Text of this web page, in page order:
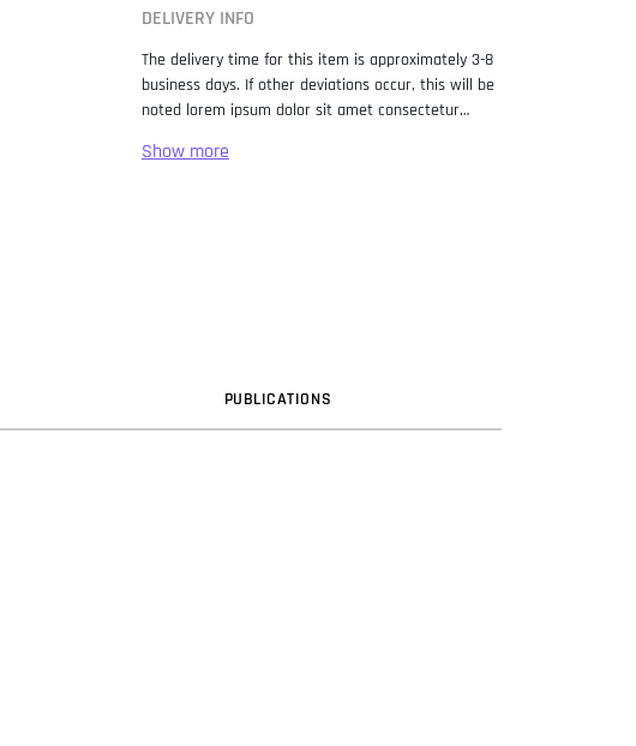
DELIVERY INFO
The delivery time for this item is approximately 3-8
business days. If other deviations occur, this will be
noted lorem ipsum dolor sit amet consectetur
standard dummy text ever since the 1500s, when
PUBLICATIONS